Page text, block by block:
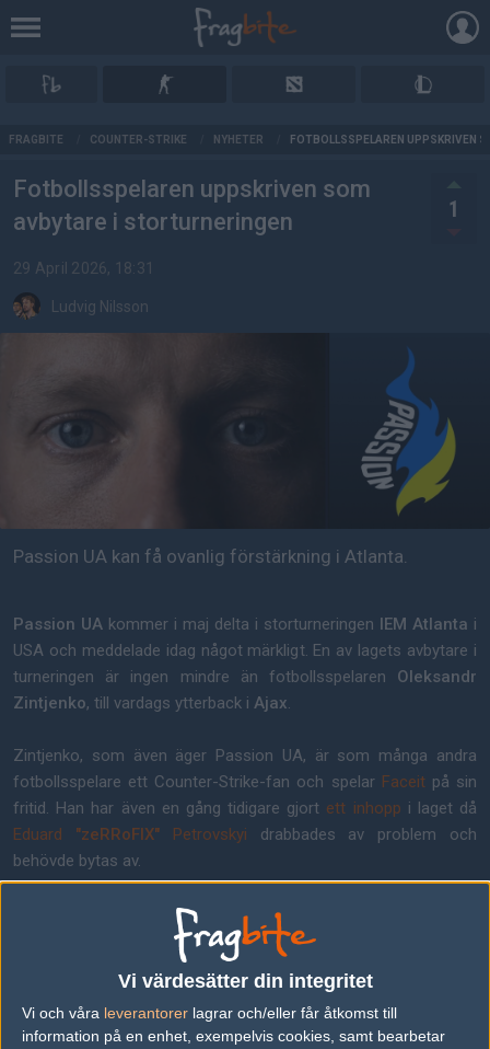
Vi värdesätter din integritet
Vi och våra leverantorer lagrar och/eller får åtkomst till
information på en enhet, exempelvis cookies, samt bearbetar
FRAGBITE COUNTER-STRIKE NYHETER FOTBOLLSSPELAREN UPPSKRIVEN
Fotbollsspelaren uppskriven som
avbytare i storturneringen
29 April 2026, 18:31
Ludvig Nilsson
1
Passion UA kan få ovanlig förstärkning i Atlanta.
Passion UA kommer i maj delta i storturneringen IEM Atlanta i
USA och meddelade idag något märkligt. En av lagets avbytare i
turneringen är ingen mindre än fotbollsspelaren Oleksandr
Zintjenko, till vardags ytterback i Ajax.
Zintjenko, som även äger Passion UA, är som många andra
fotbollsspelare ett Counter-Strike-fan och spelar Faceitpå sin
fritid. Han har även en gång tidigare gjort ett inhopp i laget då
Eduard "zeRRoFIX"Petrovskyi drabbades av problem och
behövde bytas av.
Den matchen gick motBleed , med svenska
i spetsen. Svensken förlorade en karta mot
fotbollsproffset, men lyckades vinna den tredje kartan och